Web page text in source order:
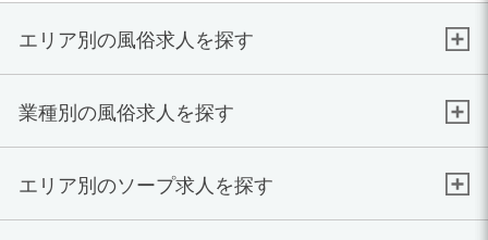
エリア別の風俗求人を探す
業種別の風俗求人を探す
エリア別のソープ求人を探す